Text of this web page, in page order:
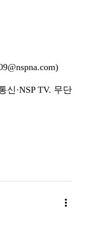
·NSP TV. 무단
more_vert